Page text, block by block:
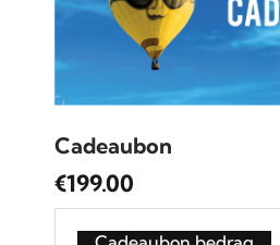
Cadeaubon
€199.00